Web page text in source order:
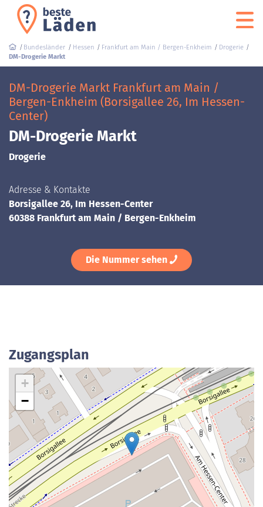
Bundesländer Hessen Frankfurt am Main / Bergen-Enkheim
Drogerie
DM-Drogerie Markt
DM-Drogerie Markt Frankfurt am Main /
Bergen-Enkheim (Borsigallee 26, Im Hessen-
Center)
DM-Drogerie Markt
Drogerie
Adresse & Kontakte
Borsigallee 26, Im Hessen-Center
60388 Frankfurt am Main / Bergen-Enkheim
Die Nummer sehen
Zugangsplan
+
−